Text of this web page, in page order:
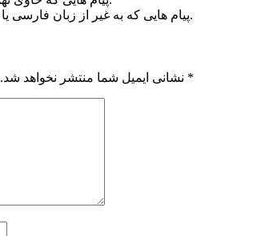
پیام هایی که به غیر از زبان فارسی یا غیر مرتبط باشد منتشر نخواهد شد.
نشانی ایمیل شما منتشر نخواهد شد. *